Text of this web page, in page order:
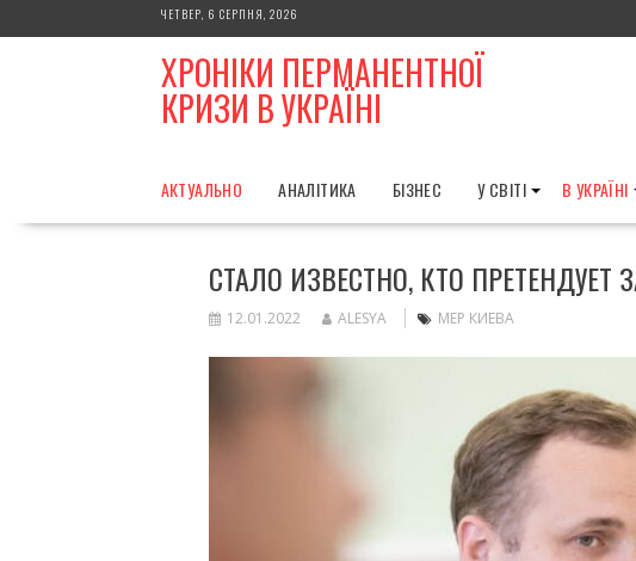
to
ЧЕТВЕР, 6 СЕРПНЯ, 2026
ХРОНІКИ ПЕРМАНЕНТНОЇ
КРИЗИ В УКРАЇНІ
АКТУАЛЬНО АНАЛІТИКА БІЗНЕС У СВІТІ В УКРАЇНІ
СТАЛО ИЗВЕСТНО, КТО ПРЕТЕНДУЕТ
12.01.2022 ALESYA МЕР КИЕВА